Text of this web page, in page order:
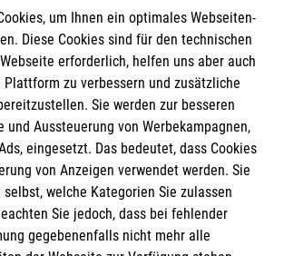
Hilfsdienst e.V.
0120 1201 2000 12
1PA7
um Ihnen ein optimales Webseiten-
Diese Cookies sind für den technischen
erforderlich, helfen uns aber auch
Plattform zu verbessern und zusätzliche
Sie werden zur besseren
und Aussteuerung von Werbekampagnen,
eingesetzt. Das bedeutet, dass Cookies
von Anzeigen verwendet werden. Sie
welche Kategorien Sie zulassen
Sie jedoch, dass bei fehlender
gegebenenfalls nicht mehr alle